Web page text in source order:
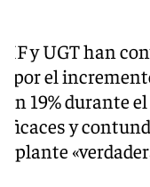
y UGT han
por el
19% durante
y